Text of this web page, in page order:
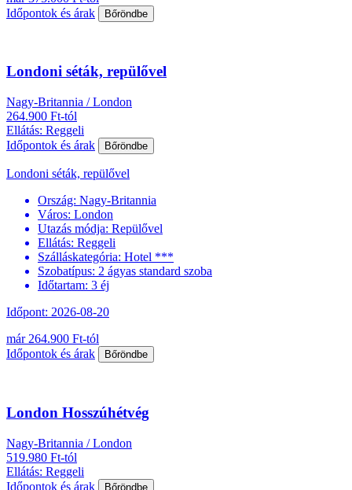
Időpontok és árak
Bőröndbe
Londoni séták, repülővel
Nagy-Britannia / London
264.900 Ft-tól
Ellátás: Reggeli
Időpontok és árak
Bőröndbe
Londoni séták, repülővel
Ország: Nagy-Britannia
Város: London
Utazás módja: Repülővel
Ellátás: Reggeli
Szálláskategória: Hotel ***
Szobatípus: 2 ágyas standard szoba
Időtartam: 3 éj
Időpont: 2026-08-20
már 264.900 Ft-tól
Időpontok és árak
Bőröndbe
London Hosszúhétvég
Nagy-Britannia / London
519.980 Ft-tól
Ellátás: Reggeli
Időpontok és árak
Bőröndbe